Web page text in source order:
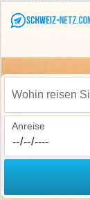
Wohin reisen Sie?
Anreise